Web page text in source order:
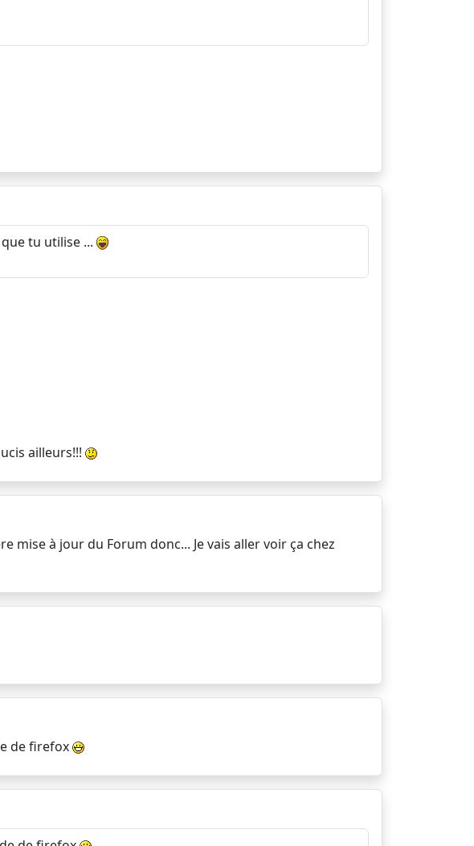
que tu utilise ...
ailleurs!!!
mise à jour du Forum donc... Je vais aller voir ça chez
de firefox